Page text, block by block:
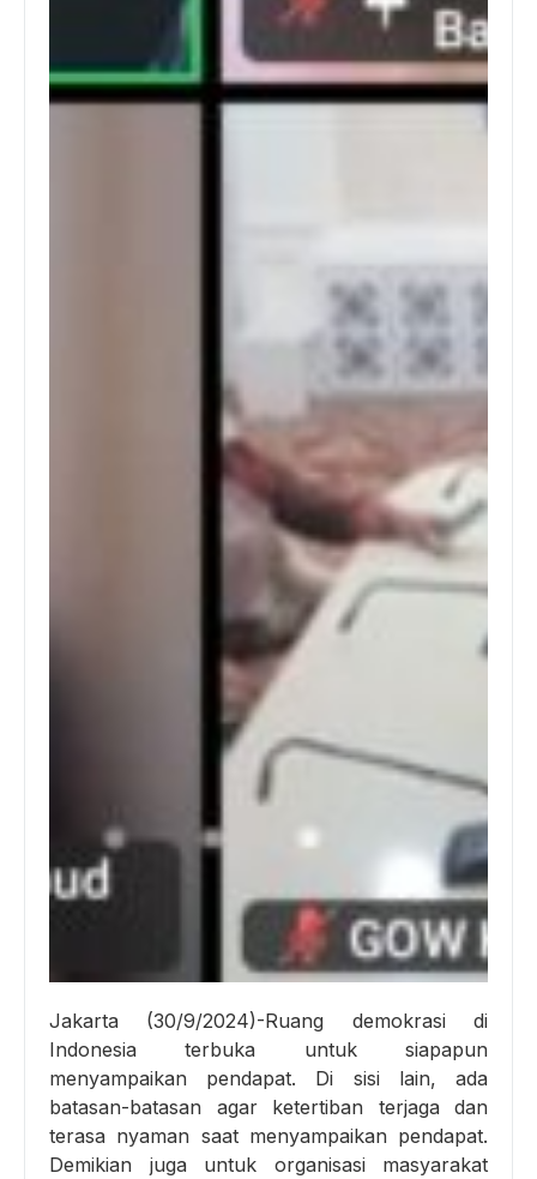
Jakarta (30/9/2024)-Ruang demokrasi di
Indonesia terbuka untuk siapapun
menyampaikan pendapat. Di sisi lain, ada
batasan-batasan agar ketertiban terjaga dan
terasa nyaman saat menyampaikan pendapat.
Demikian juga untuk organisasi masyarakat